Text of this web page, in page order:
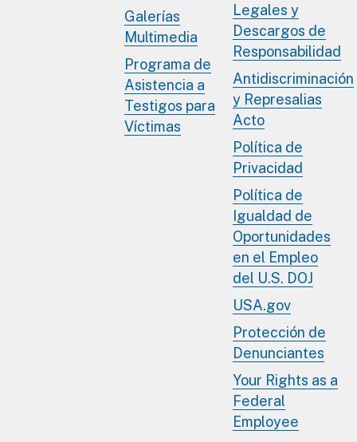
Galerías
Multimedia
Programa de
Asistencia a
Testigos para
Víctimas
Legales y
Descargos de
Responsabilidad
Antidiscriminación
y Represalias
Acto
Política de
Privacidad
Política de
Igualdad de
Oportunidades
en el Empleo
del U.S. DOJ
USA.gov
Protección de
Denunciantes
Your Rights as a
Federal
Employee